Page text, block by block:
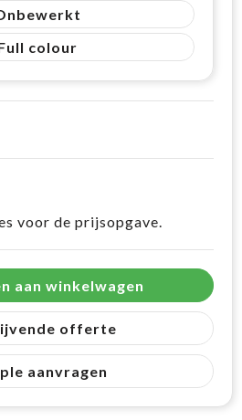
colour
voor de prijsopgave.
aan winkelwagen
offerte
aanvragen